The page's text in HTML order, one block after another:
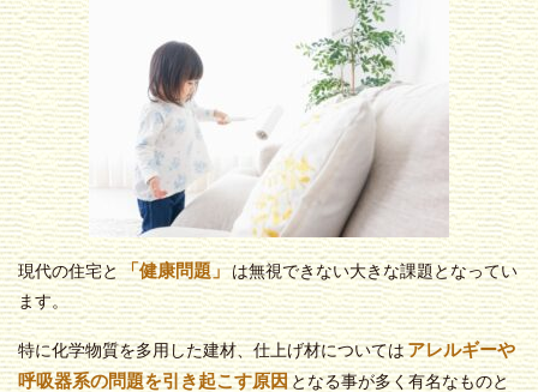
現代の住宅と「健康問題」は無視できない大きな課題となってい
ます。
特に化学物質を多用した建材、仕上げ材についてはアレルギーや
呼吸器系の問題を引き起こす原因 となる事が多く有名なものと